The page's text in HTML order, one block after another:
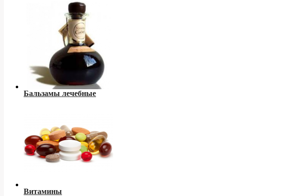
Бальзамы лечебные
Витамины